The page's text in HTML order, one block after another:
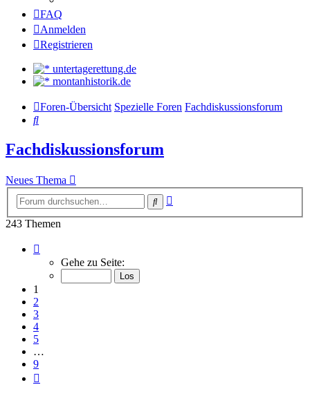
FAQ
Anmelden
Registrieren
untertagerettung.de
montanhistorik.de
Foren-Übersicht Spezielle Foren Fachdiskussionsforum
Suche
Fachdiskussionsforum
Neues Thema
Suche
243 Themen
von
Gehe zu Seite:
1
2
3
4
5
…
9